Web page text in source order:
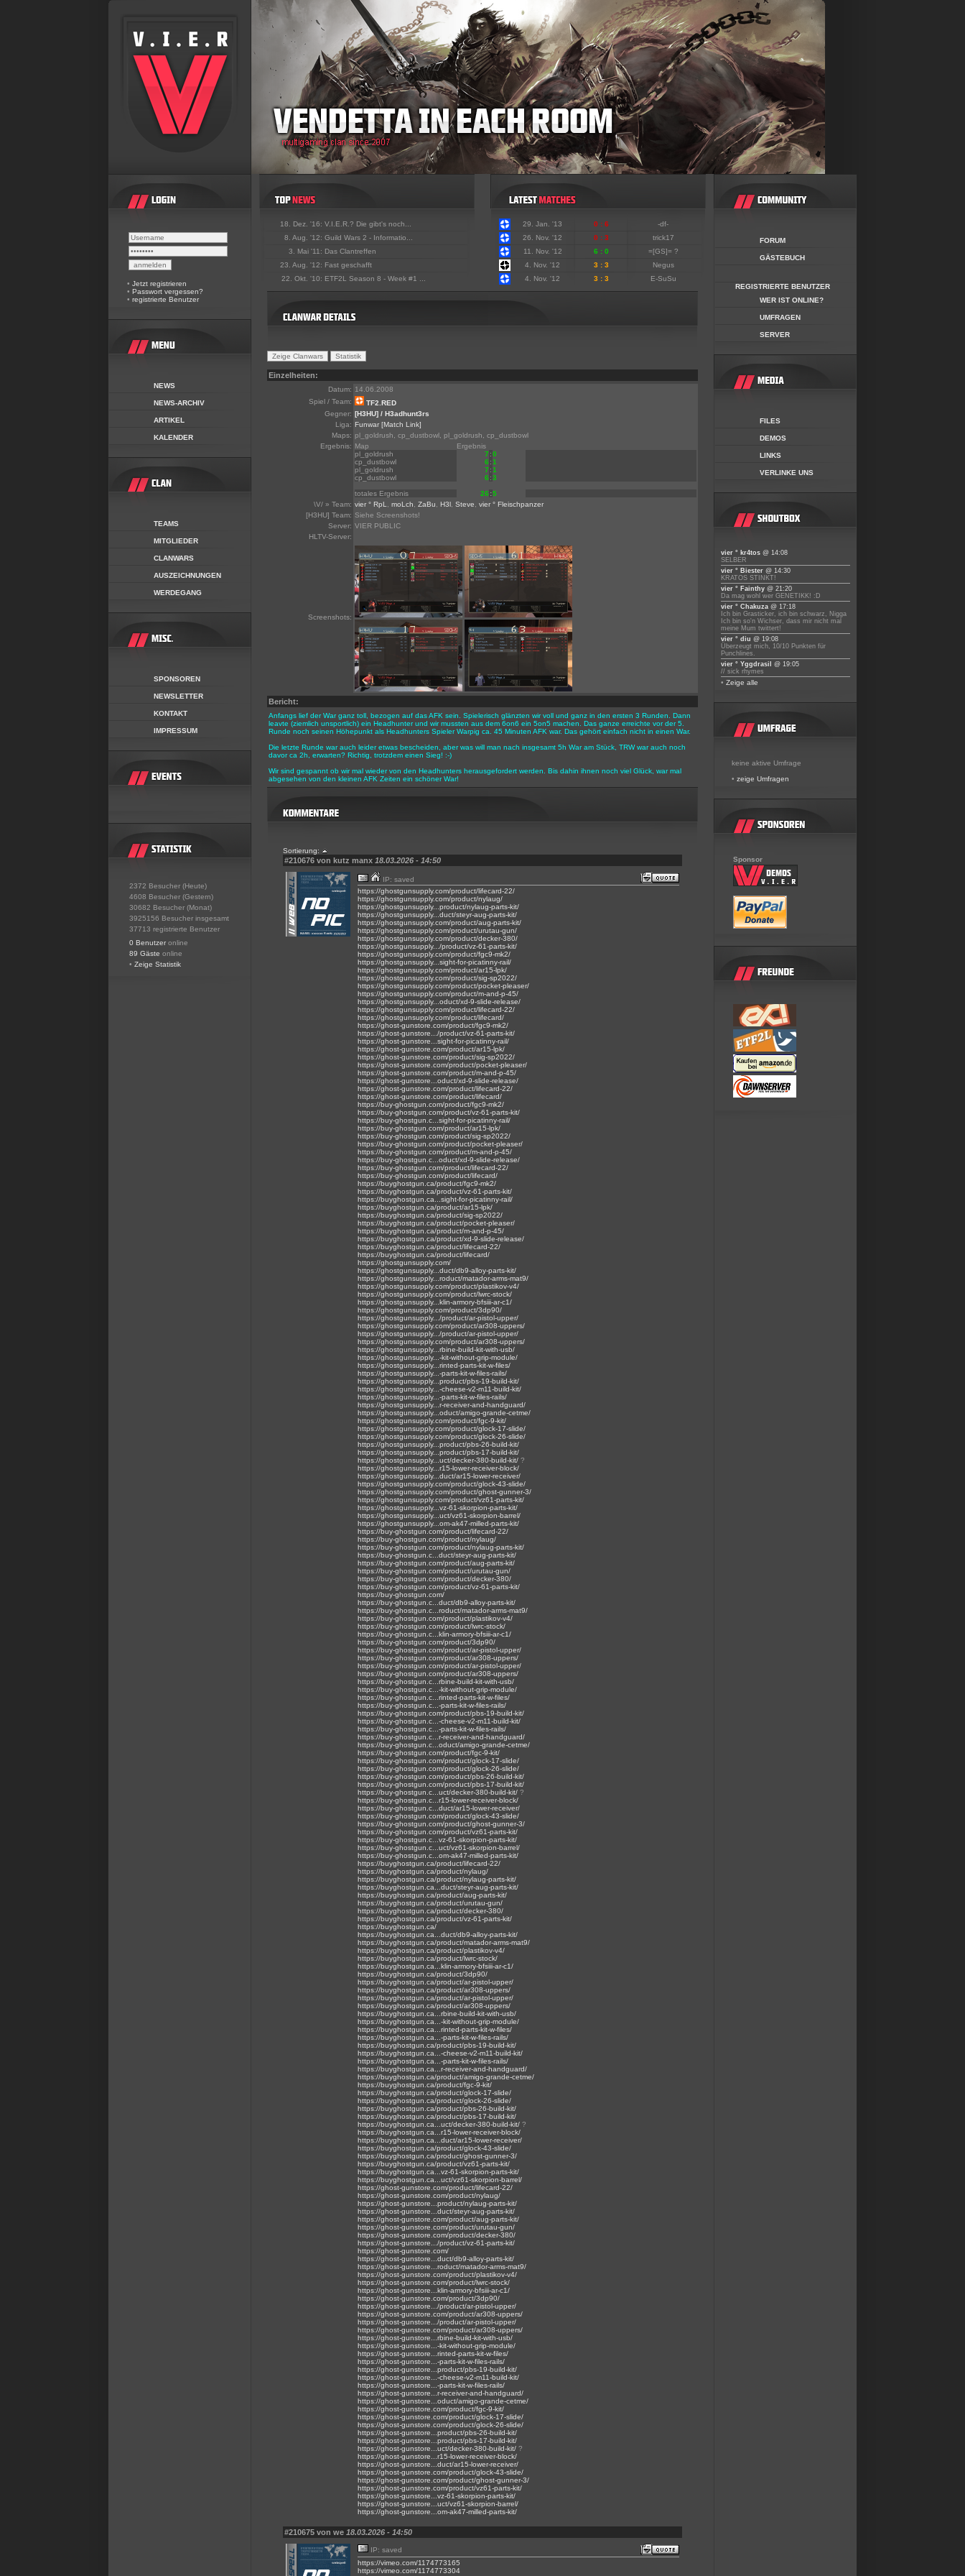
• Jetzt registrieren
• Passwort vergessen?
• registrierte Benutzer
NEWS
NEWS-ARCHIV
ARTIKEL
KALENDER
TEAMS
MITGLIEDER
CLANWARS
AUSZEICHNUNGEN
WERDEGANG
SPONSOREN
NEWSLETTER
KONTAKT
IMPRESSUM
2372 Besucher (Heute)
4608 Besucher (Gestern)
30682 Besucher (Monat)
3925156 Besucher insgesamt
37713 registrierte Benutzer
0 Benutzer online
89 Gäste online
• Zeige Statistik
18. Dez. '16: V.I.E.R.? Die gibt's noch...
8. Aug. '12: Guild Wars 2 - Informatio...
3. Mai '11: Das Clantreffen
23. Aug. '12: Fast geschafft
22. Okt. '10: ETF2L Season 8 - Week #1 ...
29. Jan. '13 0 : 6
-df-
26. Nov. '12
0 : 3
trick17
11. Nov. '12
6 : 0
=[GS]= ?
4. Nov. '12
3 : 3
Negus
4. Nov. '12
3 : 3 E-SuSu
Einzelheiten:
Datum: 14.06.2008
Spiel / Team:
TF2.RED
Gegner: [H3HU] / H3adhunt3rs
Liga: Funwar [Match Link]
Maps: pl_goldrush, cp_dustbowl, pl_goldrush, cp_dustbowl
Ergebnis: Map
Ergebnis
pl_goldrush
7 :0
cp_dustbowl
6 :1
pl_goldrush
7 :1
cp_dustbowl
6 :3
totales Ergebnis
26 :5
\V/ » Team: vier ° RpL moLch ZaBu H3l Steve
vier ° Fleischpanzer
[H3HU] Team: Siehe Screenshots!
Server: VIER PUBLIC
HLTV-Server:
Screenshots:
Bericht:
Anfangs lief der War ganz toll, bezogen auf das AFK sein. Spielerisch glänzten wir voll und ganz in den ersten 3 Runden. Dann
leavte (ziemlich unsportlich) ein Headhunter und wir mussten aus dem 6on6 ein 5on5 machen. Das ganze erreichte vor der 5.
Runde noch seinen Höhepunkt als Headhunters Spieler Warpig ca. 45 Minuten AFK war. Das gehört einfach nicht in einen War.
Die letzte Runde war auch leider etwas bescheiden, aber was will man nach insgesamt 5h War am Stück, TRW war auch noch
davor ca 2h, erwarten? Richtig, trotzdem einen Sieg! :-)
Wir sind gespannt ob wir mal wieder von den Headhunters herausgefordert werden. Bis dahin ihnen noch viel Glück, war mal
abgesehen von den kleinen AFK Zeiten ein schöner War!
Sortierung:
#210676 von kutz manx 18.03.2026 - 14:50
IP: saved
https://ghostgunsupply.com/product/lifecard-22/
https://ghostgunsupply.com/product/nylaug/
https://ghostgunsupply...product/nylaug-parts-kit/
https://ghostgunsupply...duct/steyr-aug-parts-kit/
https://ghostgunsupply.com/product/aug-parts-kit/
https://ghostgunsupply.com/product/urutau-gun/
https://ghostgunsupply.com/product/decker-380/
https://ghostgunsupply.../product/vz-61-parts-kit/
https://ghostgunsupply.com/product/fgc9-mk2/
https://ghostgunsupply...sight-for-picatinny-rail/
https://ghostgunsupply.com/product/ar15-lpk/
https://ghostgunsupply.com/product/sig-sp2022/
https://ghostgunsupply.com/product/pocket-pleaser/
https://ghostgunsupply.com/product/m-and-p-45/
https://ghostgunsupply...oduct/xd-9-slide-release/
https://ghostgunsupply.com/product/lifecard-22/
https://ghostgunsupply.com/product/lifecard/
https://ghost-gunstore.com/product/fgc9-mk2/
https://ghost-gunstore.../product/vz-61-parts-kit/
https://ghost-gunstore...sight-for-picatinny-rail/
https://ghost-gunstore.com/product/ar15-lpk/
https://ghost-gunstore.com/product/sig-sp2022/
https://ghost-gunstore.com/product/pocket-pleaser/
https://ghost-gunstore.com/product/m-and-p-45/
https://ghost-gunstore...oduct/xd-9-slide-release/
https://ghost-gunstore.com/product/lifecard-22/
https://ghost-gunstore.com/product/lifecard/
https://buy-ghostgun.com/product/fgc9-mk2/
https://buy-ghostgun.com/product/vz-61-parts-kit/
https://buy-ghostgun.c...sight-for-picatinny-rail/
https://buy-ghostgun.com/product/ar15-lpk/
https://buy-ghostgun.com/product/sig-sp2022/
https://buy-ghostgun.com/product/pocket-pleaser/
https://buy-ghostgun.com/product/m-and-p-45/
https://buy-ghostgun.c...oduct/xd-9-slide-release/
https://buy-ghostgun.com/product/lifecard-22/
https://buy-ghostgun.com/product/lifecard/
https://buyghostgun.ca/product/fgc9-mk2/
https://buyghostgun.ca/product/vz-61-parts-kit/
https://buyghostgun.ca...sight-for-picatinny-rail/
https://buyghostgun.ca/product/ar15-lpk/
https://buyghostgun.ca/product/sig-sp2022/
https://buyghostgun.ca/product/pocket-pleaser/
https://buyghostgun.ca/product/m-and-p-45/
https://buyghostgun.ca/product/xd-9-slide-release/
https://buyghostgun.ca/product/lifecard-22/
https://buyghostgun.ca/product/lifecard/
https://ghostgunsupply.com/
https://ghostgunsupply...duct/db9-alloy-parts-kit/
https://ghostgunsupply...roduct/matador-arms-mat9/
https://ghostgunsupply.com/product/plastikov-v4/
https://ghostgunsupply.com/product/lwrc-stock/
https://ghostgunsupply...klin-armory-bfsiii-ar-c1/
https://ghostgunsupply.com/product/3dp90/
https://ghostgunsupply.../product/ar-pistol-upper/
https://ghostgunsupply.com/product/ar308-uppers/
https://ghostgunsupply.../product/ar-pistol-upper/
https://ghostgunsupply.com/product/ar308-uppers/
https://ghostgunsupply...rbine-build-kit-with-usb/
https://ghostgunsupply...-kit-without-grip-module/
https://ghostgunsupply...rinted-parts-kit-w-files/
https://ghostgunsupply...-parts-kit-w-files-rails/
https://ghostgunsupply...product/pbs-19-build-kit/
https://ghostgunsupply...-cheese-v2-m11-build-kit/
https://ghostgunsupply...-parts-kit-w-files-rails/
https://ghostgunsupply...r-receiver-and-handguard/
https://ghostgunsupply...oduct/amigo-grande-cetme/
https://ghostgunsupply.com/product/fgc-9-kit/
https://ghostgunsupply.com/product/glock-17-slide/
https://ghostgunsupply.com/product/glock-26-slide/
https://ghostgunsupply...product/pbs-26-build-kit/
https://ghostgunsupply...product/pbs-17-build-kit/
https://ghostgunsupply...uct/decker-380-build-kit/ ?
https://ghostgunsupply...r15-lower-receiver-block/
https://ghostgunsupply...duct/ar15-lower-receiver/
https://ghostgunsupply.com/product/glock-43-slide/
https://ghostgunsupply.com/product/ghost-gunner-3/
https://ghostgunsupply.com/product/vz61-parts-kit/
https://ghostgunsupply...vz-61-skorpion-parts-kit/
https://ghostgunsupply...uct/vz61-skorpion-barrel/
https://ghostgunsupply...om-ak47-milled-parts-kit/
https://buy-ghostgun.com/product/lifecard-22/
https://buy-ghostgun.com/product/nylaug/
https://buy-ghostgun.com/product/nylaug-parts-kit/
https://buy-ghostgun.c...duct/steyr-aug-parts-kit/
https://buy-ghostgun.com/product/aug-parts-kit/
https://buy-ghostgun.com/product/urutau-gun/
https://buy-ghostgun.com/product/decker-380/
https://buy-ghostgun.com/product/vz-61-parts-kit/
https://buy-ghostgun.com/
https://buy-ghostgun.c...duct/db9-alloy-parts-kit/
https://buy-ghostgun.c...roduct/matador-arms-mat9/
https://buy-ghostgun.com/product/plastikov-v4/
https://buy-ghostgun.com/product/lwrc-stock/
https://buy-ghostgun.c...klin-armory-bfsiii-ar-c1/
https://buy-ghostgun.com/product/3dp90/
https://buy-ghostgun.com/product/ar-pistol-upper/
https://buy-ghostgun.com/product/ar308-uppers/
https://buy-ghostgun.com/product/ar-pistol-upper/
https://buy-ghostgun.com/product/ar308-uppers/
https://buy-ghostgun.c...rbine-build-kit-with-usb/
https://buy-ghostgun.c...-kit-without-grip-module/
https://buy-ghostgun.c...rinted-parts-kit-w-files/
https://buy-ghostgun.c...-parts-kit-w-files-rails/
https://buy-ghostgun.com/product/pbs-19-build-kit/
https://buy-ghostgun.c...-cheese-v2-m11-build-kit/
https://buy-ghostgun.c...-parts-kit-w-files-rails/
https://buy-ghostgun.c...r-receiver-and-handguard/
https://buy-ghostgun.c...oduct/amigo-grande-cetme/
https://buy-ghostgun.com/product/fgc-9-kit/
https://buy-ghostgun.com/product/glock-17-slide/
https://buy-ghostgun.com/product/glock-26-slide/
https://buy-ghostgun.com/product/pbs-26-build-kit/
https://buy-ghostgun.com/product/pbs-17-build-kit/
https://buy-ghostgun.c...uct/decker-380-build-kit/ ?
https://buy-ghostgun.c...r15-lower-receiver-block/
https://buy-ghostgun.c...duct/ar15-lower-receiver/
https://buy-ghostgun.com/product/glock-43-slide/
https://buy-ghostgun.com/product/ghost-gunner-3/
https://buy-ghostgun.com/product/vz61-parts-kit/
https://buy-ghostgun.c...vz-61-skorpion-parts-kit/
https://buy-ghostgun.c...uct/vz61-skorpion-barrel/
https://buy-ghostgun.c...om-ak47-milled-parts-kit/
https://buyghostgun.ca/product/lifecard-22/
https://buyghostgun.ca/product/nylaug/
https://buyghostgun.ca/product/nylaug-parts-kit/
https://buyghostgun.ca...duct/steyr-aug-parts-kit/
https://buyghostgun.ca/product/aug-parts-kit/
https://buyghostgun.ca/product/urutau-gun/
https://buyghostgun.ca/product/decker-380/
https://buyghostgun.ca/product/vz-61-parts-kit/
https://buyghostgun.ca/
https://buyghostgun.ca...duct/db9-alloy-parts-kit/
https://buyghostgun.ca/product/matador-arms-mat9/
https://buyghostgun.ca/product/plastikov-v4/
https://buyghostgun.ca/product/lwrc-stock/
https://buyghostgun.ca...klin-armory-bfsiii-ar-c1/
https://buyghostgun.ca/product/3dp90/
https://buyghostgun.ca/product/ar-pistol-upper/
https://buyghostgun.ca/product/ar308-uppers/
https://buyghostgun.ca/product/ar-pistol-upper/
https://buyghostgun.ca/product/ar308-uppers/
https://buyghostgun.ca...rbine-build-kit-with-usb/
https://buyghostgun.ca...-kit-without-grip-module/
https://buyghostgun.ca...rinted-parts-kit-w-files/
https://buyghostgun.ca...-parts-kit-w-files-rails/
https://buyghostgun.ca/product/pbs-19-build-kit/
https://buyghostgun.ca...-cheese-v2-m11-build-kit/
https://buyghostgun.ca...-parts-kit-w-files-rails/
https://buyghostgun.ca...r-receiver-and-handguard/
https://buyghostgun.ca/product/amigo-grande-cetme/
https://buyghostgun.ca/product/fgc-9-kit/
https://buyghostgun.ca/product/glock-17-slide/
https://buyghostgun.ca/product/glock-26-slide/
https://buyghostgun.ca/product/pbs-26-build-kit/
https://buyghostgun.ca/product/pbs-17-build-kit/
https://buyghostgun.ca...uct/decker-380-build-kit/ ?
https://buyghostgun.ca...r15-lower-receiver-block/
https://buyghostgun.ca...duct/ar15-lower-receiver/
https://buyghostgun.ca/product/glock-43-slide/
https://buyghostgun.ca/product/ghost-gunner-3/
https://buyghostgun.ca/product/vz61-parts-kit/
https://buyghostgun.ca...vz-61-skorpion-parts-kit/
https://buyghostgun.ca...uct/vz61-skorpion-barrel/
https://ghost-gunstore.com/product/lifecard-22/
https://ghost-gunstore.com/product/nylaug/
https://ghost-gunstore...product/nylaug-parts-kit/
https://ghost-gunstore...duct/steyr-aug-parts-kit/
https://ghost-gunstore.com/product/aug-parts-kit/
https://ghost-gunstore.com/product/urutau-gun/
https://ghost-gunstore.com/product/decker-380/
https://ghost-gunstore.../product/vz-61-parts-kit/
https://ghost-gunstore.com/
https://ghost-gunstore...duct/db9-alloy-parts-kit/
https://ghost-gunstore...roduct/matador-arms-mat9/
https://ghost-gunstore.com/product/plastikov-v4/
https://ghost-gunstore.com/product/lwrc-stock/
https://ghost-gunstore...klin-armory-bfsiii-ar-c1/
https://ghost-gunstore.com/product/3dp90/
https://ghost-gunstore.../product/ar-pistol-upper/
https://ghost-gunstore.com/product/ar308-uppers/
https://ghost-gunstore.../product/ar-pistol-upper/
https://ghost-gunstore.com/product/ar308-uppers/
https://ghost-gunstore...rbine-build-kit-with-usb/
https://ghost-gunstore...-kit-without-grip-module/
https://ghost-gunstore...rinted-parts-kit-w-files/
https://ghost-gunstore...-parts-kit-w-files-rails/
https://ghost-gunstore...product/pbs-19-build-kit/
https://ghost-gunstore...-cheese-v2-m11-build-kit/
https://ghost-gunstore...-parts-kit-w-files-rails/
https://ghost-gunstore...r-receiver-and-handguard/
https://ghost-gunstore...oduct/amigo-grande-cetme/
https://ghost-gunstore.com/product/fgc-9-kit/
https://ghost-gunstore.com/product/glock-17-slide/
https://ghost-gunstore.com/product/glock-26-slide/
https://ghost-gunstore...product/pbs-26-build-kit/
https://ghost-gunstore...product/pbs-17-build-kit/
https://ghost-gunstore...uct/decker-380-build-kit/ ?
https://ghost-gunstore...r15-lower-receiver-block/
https://ghost-gunstore...duct/ar15-lower-receiver/
https://ghost-gunstore.com/product/glock-43-slide/
https://ghost-gunstore.com/product/ghost-gunner-3/
https://ghost-gunstore.com/product/vz61-parts-kit/
https://ghost-gunstore...vz-61-skorpion-parts-kit/
https://ghost-gunstore...uct/vz61-skorpion-barrel/
https://ghost-gunstore...om-ak47-milled-parts-kit/
#210675 von we 18.03.2026 - 14:50
IP: saved
https://vimeo.com/1174773165
https://vimeo.com/1174773304
FORUM
GÄSTEBUCH
REGISTRIERTE BENUTZER
WER IST ONLINE?
UMFRAGEN
SERVER
FILES
DEMOS
LINKS
VERLINKE UNS
vier ° kr4tos @ 14:08
SELBER
vier ° Biester @ 14:30
KRATOS STINKT!
vier ° Fainthy @ 21:20
Da mag wohl wer GENETIKK! :D
vier ° Chakuza @ 17:18
Ich bin Grasticker, ich bin schwarz, Nigga
Ich bin so'n Wichser, dass mir nicht mal
meine Mum twittert!
vier ° diu @ 19:08
Überzeugt mich, 10/10 Punkten für
Punchlines.
vier ° Yggdrasil
@ 19:05
// sick rhymes
• Zeige alle
keine aktive Umfrage
• zeige Umfragen
Sponsor